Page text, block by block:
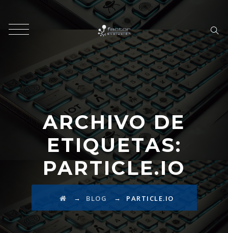
ARCHIVO DE
ETIQUETAS:
PARTICLE.IO
→ BLOG → PARTICLE.IO